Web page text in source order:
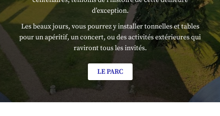
Le Parc
familiales
professionnelles Restez
INSCRIPTION
d’exception.
Les beaux jours, vous pourrez y installer tonnelles et tables
pour un apéritif, un concert, ou des activités extérieures qui
raviront tous les invités.
LE PARC